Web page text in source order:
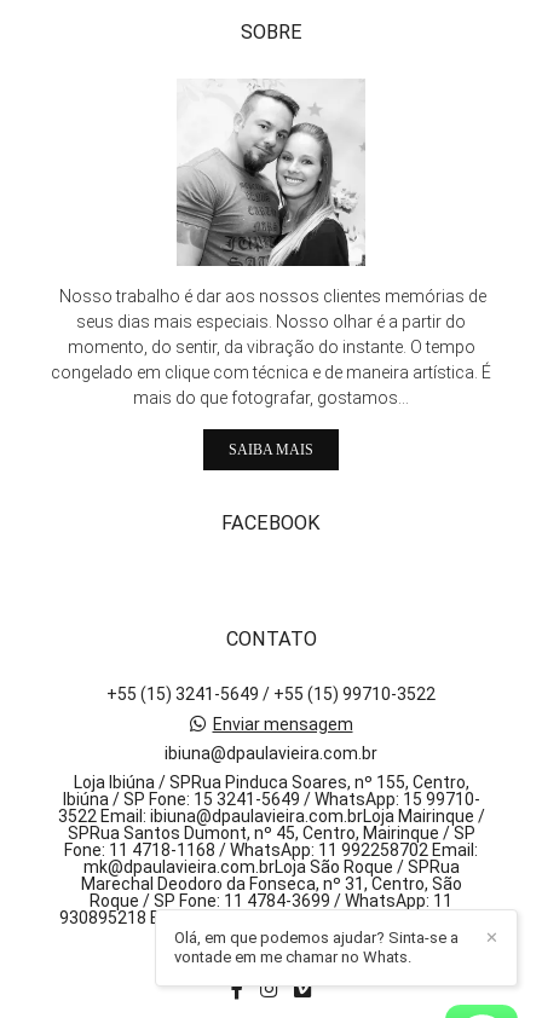
SOBRE
Nosso trabalho é dar aos nossos clientes memórias de
seus dias mais especiais. Nosso olhar é a partir do
momento, do sentir, da vibração do instante. O tempo
congelado em clique com técnica e de maneira artística. É
mais do que fotografar, gostamos...
SAIBA MAIS
FACEBOOK
CONTATO
+55 (15) 3241-5649 / +55 (15) 99710-3522
Enviar mensagem
ibiuna@dpaulavieira.com.br
Loja Ibiúna / SPRua Pinduca Soares, nº 155, Centro,
Ibiúna / SP Fone: 15 3241-5649 / WhatsApp: 15 99710-
3522 Email: ibiuna@dpaulavieira.com.brLoja Mairinque /
SPRua Santos Dumont, nº 45, Centro, Mairinque / SP
Fone: 11 4718-1168 / WhatsApp: 11 992258702 Email:
mk@dpaulavieira.com.brLoja São Roque / SPRua
Marechal Deodoro da Fonseca, nº 31, Centro, São
Roque / SP Fone: 11 4784-3699 / WhatsApp: 11
930895218 Email: sr@dpaulavieira.com.br, 155 - centro
Ibiúna / SP
✕
Olá, em que podemos ajudar? Sinta-se a
vontade em me chamar no Whats.